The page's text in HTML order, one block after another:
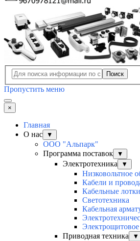
Поиск
Пропустить меню
×
Главная
О нас
▼
ООО "Альпарк"
Программа поставок
▼
Электротехника ▼
Низковольтное
Кабели и
Кабельные лотки
Светотехника
Кабельная
Приводная техника
▼